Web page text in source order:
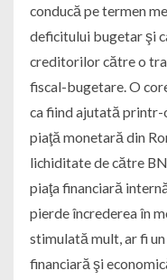
conducă pe termen
deficitului bugetar şi
creditorilor către o
fiscal-bugetare. O
ca fiind ajutată printr-
piaţă monetară din
lichiditate de către
piaţa financiară
pierde încrederea în
stimulată mult, ar fi
financiară şi